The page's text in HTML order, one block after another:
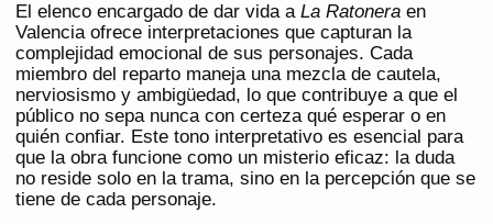
El elenco encargado de dar vida a La Ratonera en
Valencia ofrece interpretaciones que capturan la
complejidad emocional de sus personajes. Cada
miembro del reparto maneja una mezcla de cautela,
nerviosismo y ambigüedad, lo que contribuye a que el
público no sepa nunca con certeza qué esperar o en
quién confiar. Este tono interpretativo es esencial para
que la obra funcione como un misterio eficaz: la duda
no reside solo en la trama, sino en la percepción que se
tiene de cada personaje.